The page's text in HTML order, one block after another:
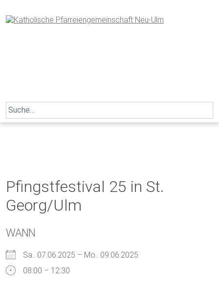
to
content
Search
for:
Pfingstfestival 25 in St.
Georg/Ulm
WANN
Sa.. 07.06.2025 – Mo.. 09.06.2025
08:00 – 12:30